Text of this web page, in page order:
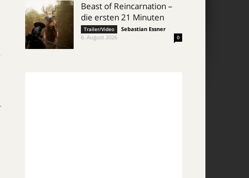
Beast of Reincarnation –
die ersten 21 Minuten
Trailer/Video Sebastian Essner
6. August 2026
0